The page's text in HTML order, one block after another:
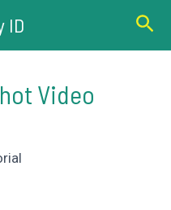
ID Cari
Video